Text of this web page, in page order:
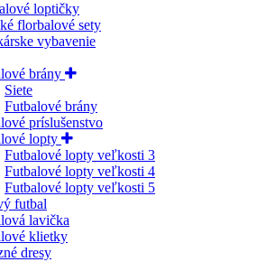
loptičky
florbalové sety
vybavenie
brány
Siete
Futbalové brány
príslušenstvo
lopty
Futbalové lopty veľkosti 3
Futbalové lopty veľkosti 4
Futbalové lopty veľkosti 5
futbal
lavička
klietky
dresy